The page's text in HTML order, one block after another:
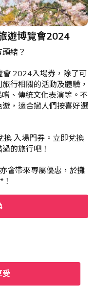
遊博覽會2024
緒？
會 2024入場券，除了可
行相關的活動及體驗，
、傳統文化表演等。不
，適合戀人們按喜好選
入場門券。立即兌換
的旅行吧！
會帶來專屬優惠，於攤
受